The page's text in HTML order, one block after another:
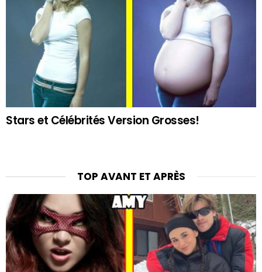
Stars et Célébrités Version Grosses!
TOP AVANT ET APRÈS